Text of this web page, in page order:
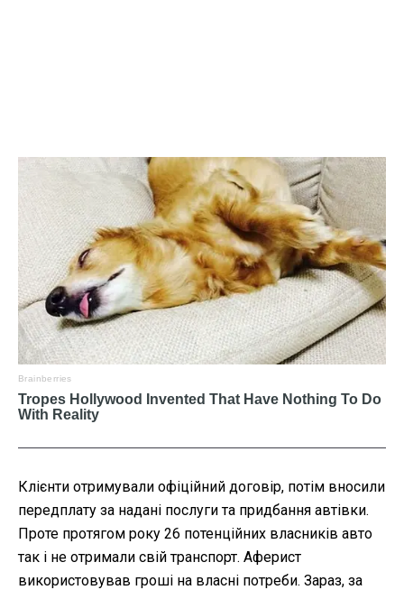
Клієнти отримували офіційний договір, потім вносили
передплату за надані послуги та придбання автівки.
Проте протягом року 26 потенційних власників авто
так і не отримали свій транспорт. Аферист
використовував гроші на власні потреби. Зараз, за